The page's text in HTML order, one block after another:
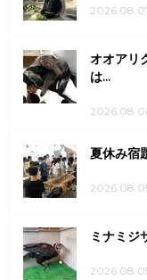
オオアリ
は...
夏休み宿
ミナミジ